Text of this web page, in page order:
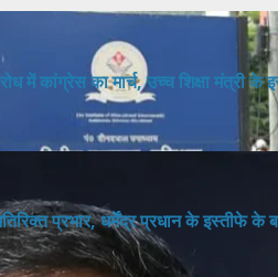
में कांग्रेस का मार्च, उच्च शिक्षा मंत्री के
प्रभार, धर्मेंद्र प्रधान के इस्तीफे के